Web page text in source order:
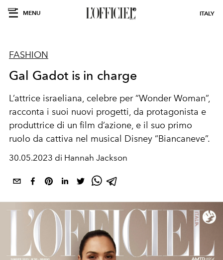
MENU ITALY
FASHION
Gal Gadot is in charge
L’attrice israeliana, celebre per “Wonder Woman”,
racconta i suoi nuovi progetti, da protagonista e
produttrice di un film d’azione, e il suo primo
ruolo da cattiva nel musical Disney “Biancaneve”.
30.05.2023 di Hannah Jackson